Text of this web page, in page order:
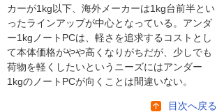
カーが1kg以下、海外メーカーは1kg台前半とい
ったラインアップが中心となっている。アンダ
ー1kgノートPCは、軽さを追求するコストとし
て本体価格がやや高くなりがちだが、少しでも
荷物を軽くしたいというニーズにはアンダー
1kgのノートPCが向くことは間違いない。
目次へ戻る